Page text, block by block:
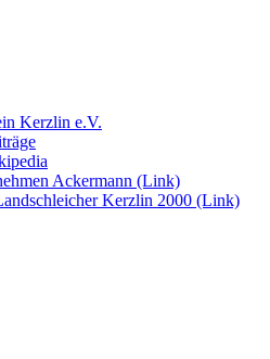
Kerzlin e.V.
Ackermann (Link)
Kerzlin 2000 (Link)